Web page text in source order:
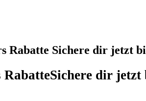
Rabatte Sichere dir jetzt
RabatteSichere dir jetzt